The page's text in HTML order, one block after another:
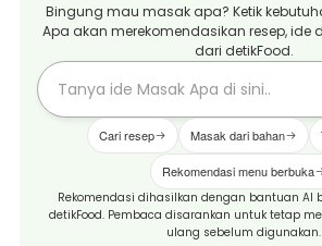
Bingung mau masak apa? Ketik
Apa akan merekomendasikan resep, ide
dari detikFood.
Cari resep Masak dari bahan
Rekomendasi menu berbuka
Rekomendasi dihasilkan dengan bantuan AI
detikFood. Pembaca disarankan untuk tetap
ulang sebelum digunakan.